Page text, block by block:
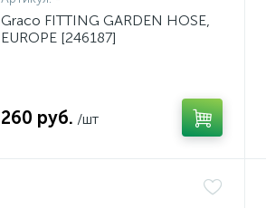
Graco FITTING GARDEN HOSE,
EUROPE [246187]
260 руб. /шт